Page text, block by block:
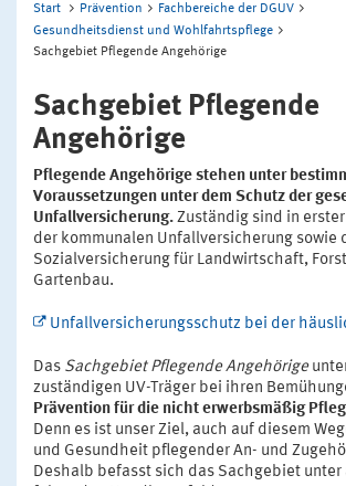
Start Prävention
Fachbereiche der DGUV
Gesundheitsdienst und Wohlfahrtspflege
Sachgebiet Pflegende Angehörige
Sachgebiet Pflegende
Angehörige
Pflegende Angehörige stehen unter
Voraussetzungen unter dem Schutz der
Unfallversicherung. Zuständig sind in
der kommunalen Unfallversicherung sowie
Sozialversicherung für Landwirtschaft,
Gartenbau.
Unfallversicherungsschutz bei der
Das Sachgebiet Pflegende Angehörige
zuständigen UV-Träger bei ihren
Prävention für die nicht erwerbsmäßig
Denn es ist unser Ziel, auch auf diesem
und Gesundheit pflegender An- und
Deshalb befasst sich das Sachgebiet unter